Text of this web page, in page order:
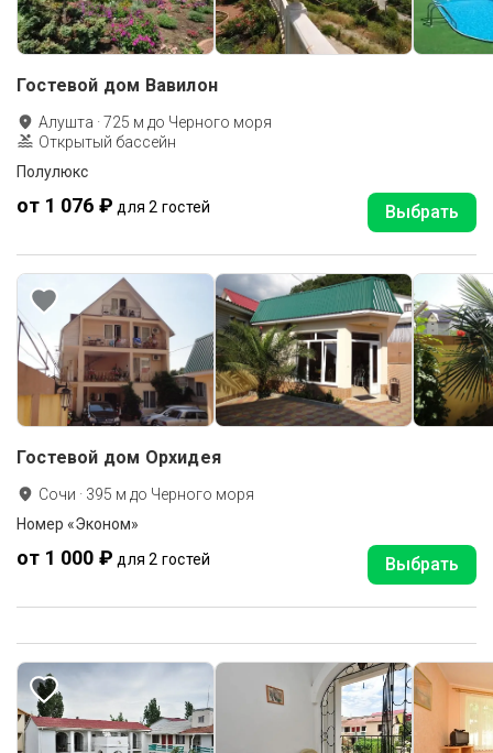
Гостевой дом Вавилон
Алушта ·725 м до Черного моря
Открытый бассейн
Полулюкс
от 1 076 ₽ для 2 гостей Выбрать
Гостевой дом Орхидея
Сочи · 395 м до Черного моря
Номер «Эконом»
от 1 000 ₽ для 2 гостей Выбрать